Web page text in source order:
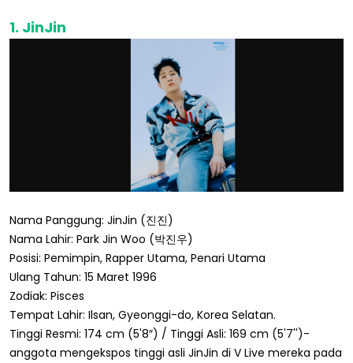
1. JinJin
Nama Panggung: JinJin (진진)
Nama Lahir: Park Jin Woo (박진우)
Posisi: Pemimpin, Rapper Utama, Penari Utama
Ulang Tahun: 15 Maret 1996
Zodiak: Pisces
Tempat Lahir: Ilsan, Gyeonggi-do, Korea Selatan.
Tinggi Resmi: 174 cm (5'8″) / Tinggi Asli: 169 cm (5'7'')-
anggota mengekspos tinggi asli JinJin di V Live mereka pada